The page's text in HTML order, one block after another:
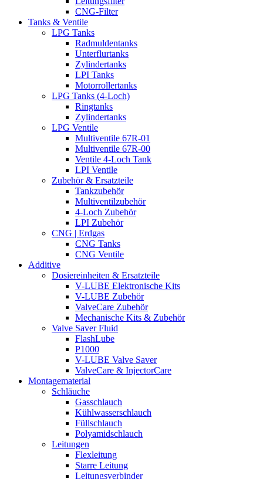
CNG-Filter
Tanks & Ventile
LPG Tanks
Radmuldentanks
Unterflurtanks
Zylindertanks
LPI Tanks
Motorrollertanks
LPG Tanks (4-Loch)
Ringtanks
Zylindertanks
LPG Ventile
Multiventile 67R-01
Multiventile 67R-00
Ventile 4-Loch Tank
LPI Ventile
Zubehör & Ersatzteile
Tankzubehör
Multiventilzubehör
4-Loch Zubehör
LPI Zubehör
CNG | Erdgas
CNG Tanks
CNG Ventile
Additive
Dosiereinheiten & Ersatzteile
V-LUBE Elektronische Kits
V-LUBE Zubehör
ValveCare Zubehör
Mechanische Kits & Zubehör
Valve Saver Fluid
FlashLube
P1000
V-LUBE Valve Saver
ValveCare & InjectorCare
Montagematerial
Schläuche
Gasschlauch
Kühlwasserschlauch
Füllschlauch
Polyamidschlauch
Leitungen
Flexleitung
Starre Leitung
Leitungsverbinder